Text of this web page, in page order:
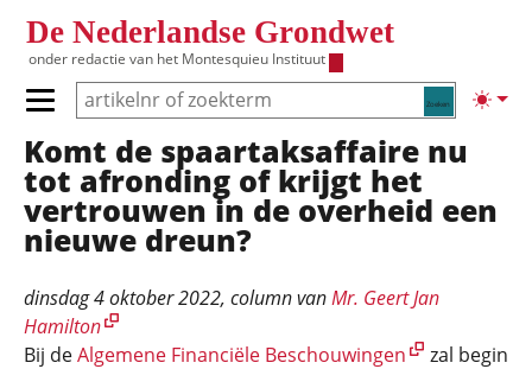
De Nederlandse Grondwet
onder redactie van het Montesquieu Instituut
Zoeken
Primair menu tonen/verbergen
Hoofdnavigatie
Komt de spaartaksaffaire nu
tot afronding of krijgt het
vertrouwen in de overheid een
nieuwe dreun?
dinsdag 4 oktober 2022, column vanMr. Geert Jan
Hamilton
Bij deAlgemene Financiële Beschouwingen
zal begin